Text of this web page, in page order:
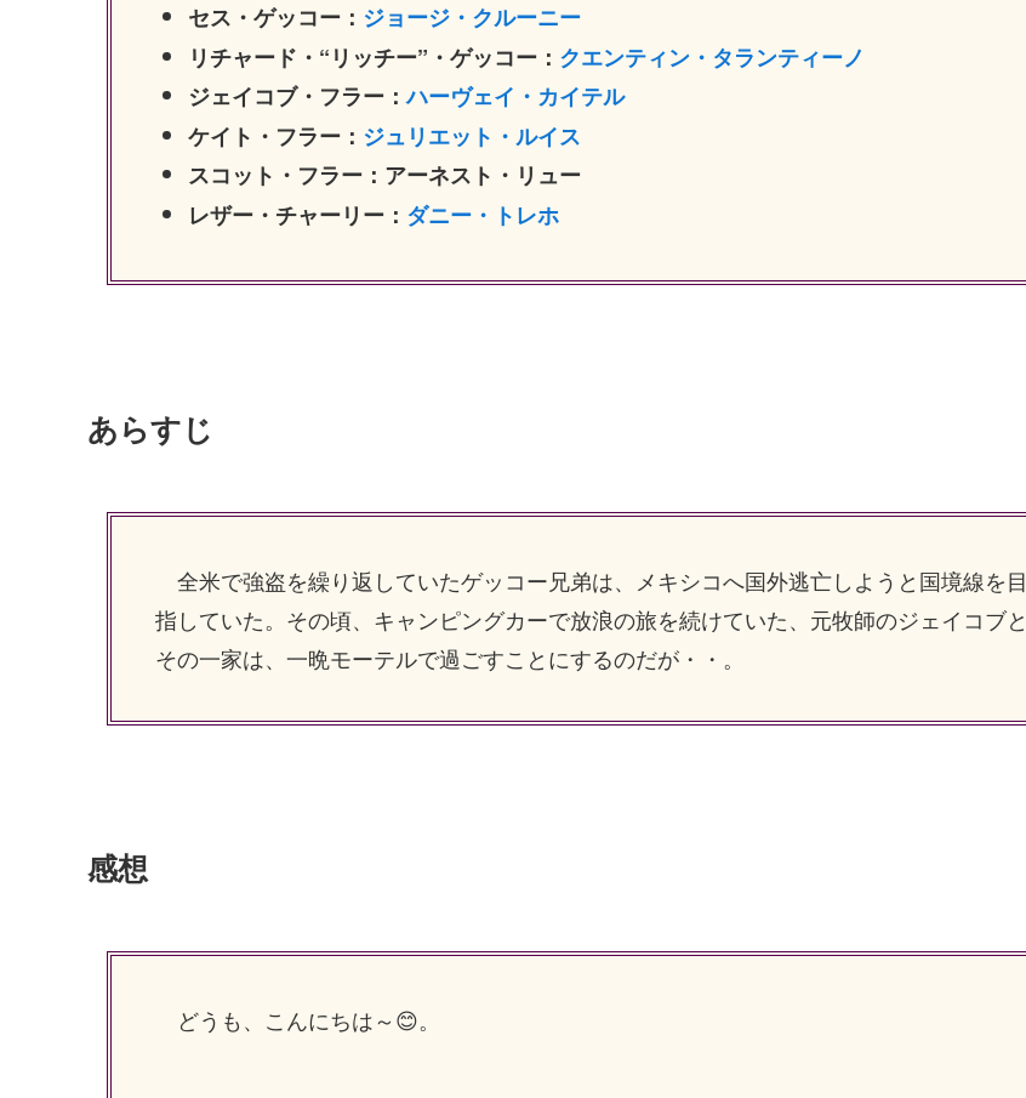
セス・ゲッコー： ジョージ・クルーニー
リチャード・“リッチー”・ゲッコー： クエンティン・タランティーノ
ジェイコブ・フラー：ハーヴェイ・カイテル
ケイト・フラー： ジュリエット・ルイス
スコット・フラー：アーネスト・リュー
レザー・チャーリー： ダニー・トレホ
あらすじ
全米で強盗を繰り返していたゲッコー兄弟は、メキシコへ国外逃亡しようと国境線を目
指していた。その頃、キャンピングカーで放浪の旅を続けていた、元牧師のジェイコブと
その一家は、一晩モーテルで過ごすことにするのだが・・。
感想
どうも、こんにちは～😊。